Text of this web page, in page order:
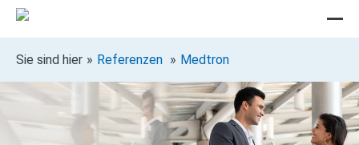
Sie sind hier Referenzen Medtron